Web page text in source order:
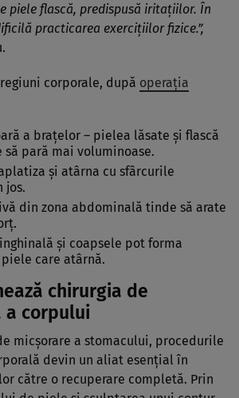
piele flască, predispusă iritațiilor. În
practicarea exercițiilor fizice.”,
corporale, după operația
a brațelor – pielea lăsate și flască
să pară mai voluminoase.
și atârna cu sfârcurile
jos.
din zona abdominală tinde să arate
și coapsele pot forma
care atârnă.
chirurgia de
a corpului
micșorare a stomacului, procedurile
devin un aliat esențial în
către o recuperare completă. Prin